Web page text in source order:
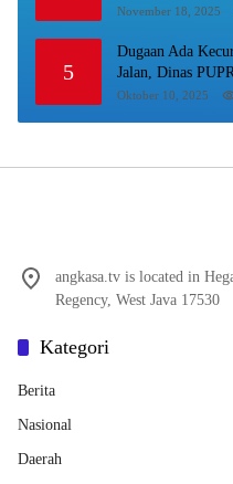
Sampaikan
November 18, 2025
5
Dugaan Ada
Jalan, Dinas
Oktober 10, 2025
angkasa.tv is located in
Regency, West Java 17530
Kategori
Berita
Nasional
Daerah